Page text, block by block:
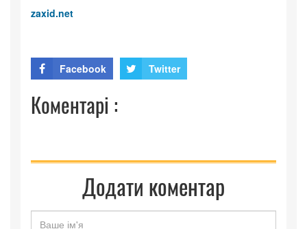
zaxid.net
Facebook Twitter
Коментарі :
Додати коментар